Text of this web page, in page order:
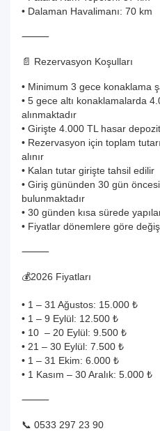
• Dalaman Havalimanı: 70 km
⸻
📄 Rezervasyon Koşulları
• Minimum 3 gece konaklama
• 5 gece altı konaklamalarda
alınmaktadır
• Girişte 4.000 TL hasar
• Rezervasyon için toplam
alınır
• Kalan tutar girişte tahsil edilir
• Giriş gününden 30 gün
bulunmaktadır
• 30 günden kısa sürede
• Fiyatlar dönemlere göre
⸻
💰2026 Fiyatları
• 1 – 31 Ağustos: 15.000 ₺
• 1 – 9 Eylül: 12.500 ₺
• 10 – 20 Eylül: 9.500 ₺
• 21 – 30 Eylül: 7.500 ₺
• 1 – 31 Ekim: 6.000 ₺
• 1 Kasım – 30 Aralık: 5.000 ₺
⸻
📞 0533 297 23 90